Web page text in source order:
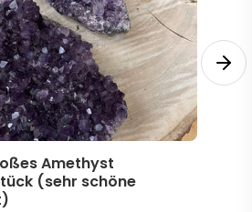
Amethyst
(sehr schöne